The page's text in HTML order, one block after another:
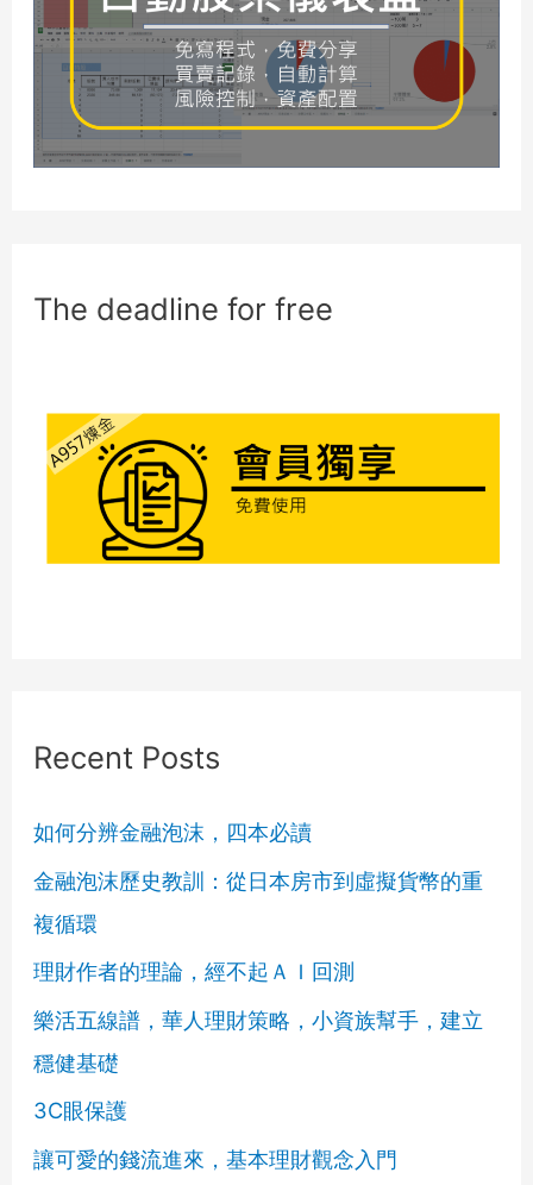
r
:
The deadline for free
Recent Posts
如何分辨金融泡沫，四本必讀
金融泡沫歷史教訓：從日本房市到虛擬貨幣的重
複循環
理財作者的理論，經不起ＡＩ回測
樂活五線譜，華人理財策略，小資族幫手，建立
穩健基礎
3C眼保護
讓可愛的錢流進來，基本理財觀念入門